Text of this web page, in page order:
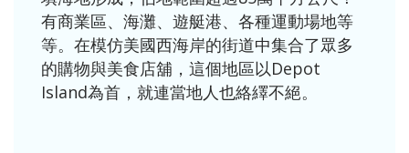
有商業區、海灘、遊艇港、各種運動場地等
等。在模仿美國西海岸的街道中集合了眾多
的購物與美食店舖，這個地區以Depot
Island為首，就連當地人也絡繹不絕。